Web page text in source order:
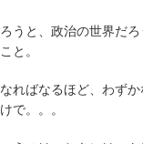
うと、政治の世界だ
と。
ればなるほど、わず
で。。。